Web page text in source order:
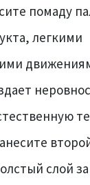
помаду
легкими
слой за